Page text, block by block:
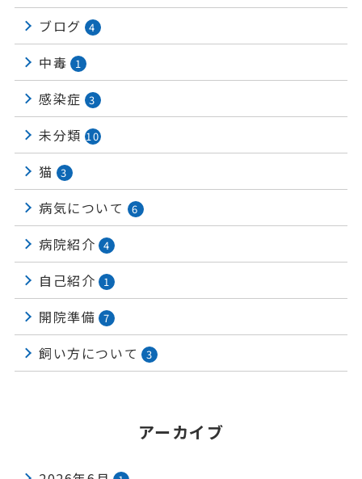
ブログ 4
中毒 1
感染症 3
未分類 10
猫 3
病気について 6
病院紹介 4
自己紹介 1
開院準備 7
飼い方について 3
アーカイブ